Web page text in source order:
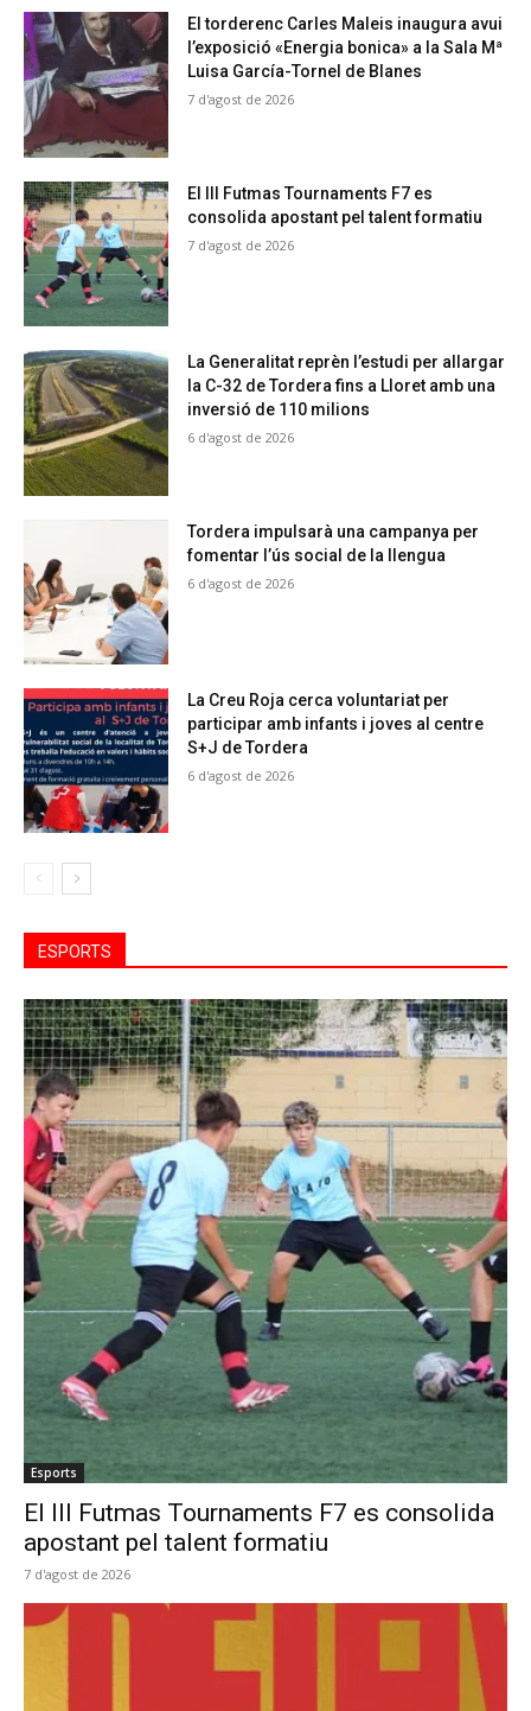
El torderenc Carles Maleis inaugura avui
l’exposició «Energia bonica» a la Sala Mª
Luisa García-Tornel de Blanes
7 d'agost de 2026
El III Futmas Tournaments F7 es
consolida apostant pel talent formatiu
7 d'agost de 2026
La Generalitat reprèn l’estudi per allargar
la C-32 de Tordera fins a Lloret amb una
inversió de 110 milions
6 d'agost de 2026
Tordera impulsarà una campanya per
fomentar l’ús social de la llengua
6 d'agost de 2026
La Creu Roja cerca voluntariat per
participar amb infants i joves al centre
S+J de Tordera
6 d'agost de 2026
ESPORTS
Esports
El III Futmas Tournaments F7 es consolida
apostant pel talent formatiu
7 d'agost de 2026